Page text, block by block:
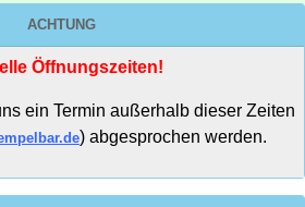
ACHTUNG
Öffnungszeiten!
ein Termin außerhalb dieser Zeiten
) abgesprochen werden.